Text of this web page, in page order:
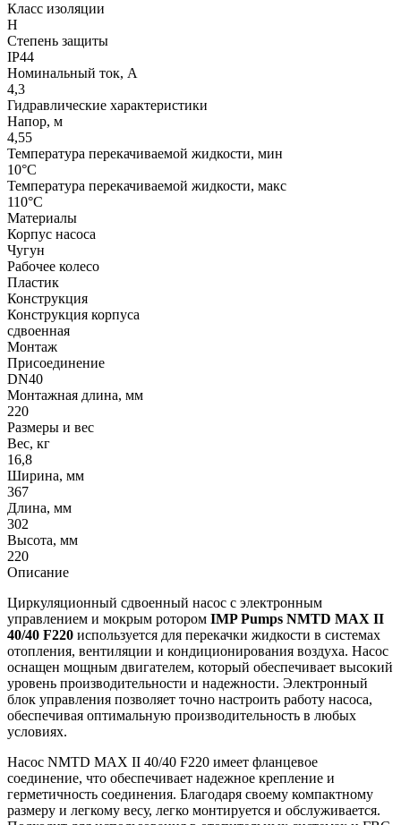
Класс изоляции
H
Степень защиты
IP44
Номинальный ток, А
4,3
Гидравлические характеристики
Напор, м
4,55
Температура перекачиваемой жидкости, мин
10°C
Температура перекачиваемой жидкости, макс
110°C
Материалы
Корпус насоса
Чугун
Рабочее колесо
Пластик
Конструкция
Конструкция корпуса
сдвоенная
Монтаж
Присоединение
DN40
Монтажная длина, мм
220
Размеры и вес
Вес, кг
16,8
Ширина, мм
367
Длина, мм
302
Высота, мм
220
Описание
Циркуляционный сдвоенный насос с электронным
управлением и мокрым ротором IMP Pumps NMTD MAX II
40/40 F220 используется для перекачки жидкости в системах
отопления, вентиляции и кондиционирования воздуха. Насос
оснащен мощным двигателем, который обеспечивает высокий
уровень производительности и надежности. Электронный
блок управления позволяет точно настроить работу насоса,
обеспечивая оптимальную производительность в любых
условиях.
Насос NMTD MAX II 40/40 F220 имеет фланцевое
соединение, что обеспечивает надежное крепление и
герметичность соединения. Благодаря своему компактному
размеру и легкому весу, легко монтируется и обслуживается.